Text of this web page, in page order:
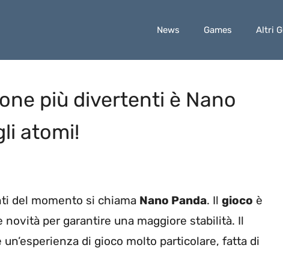
News Games Altri
più divertenti è Nano
atomi!
del momento si chiama Nano Panda. Il gioco è
per garantire una maggiore stabilità. Il
di gioco molto particolare, fatta di